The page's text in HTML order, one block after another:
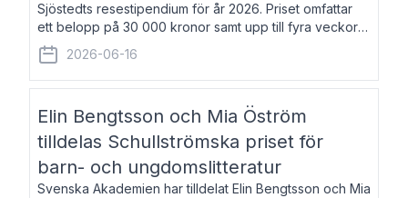
Sjöstedts resestipendium för år 2026. Priset omfattar
ett belopp på 30 000 kronor samt upp till fyra veckors
fri vistelse i Akademiens lägenhet i Berlin. Elisabeth
Åsbrink, född 1965 oc
2026-06-16
Elin Bengtsson och Mia Öström
tilldelas Schullströmska priset för
barn- och ungdomslitteratur
Svenska Akademien har tilldelat Elin Bengtsson och Mia